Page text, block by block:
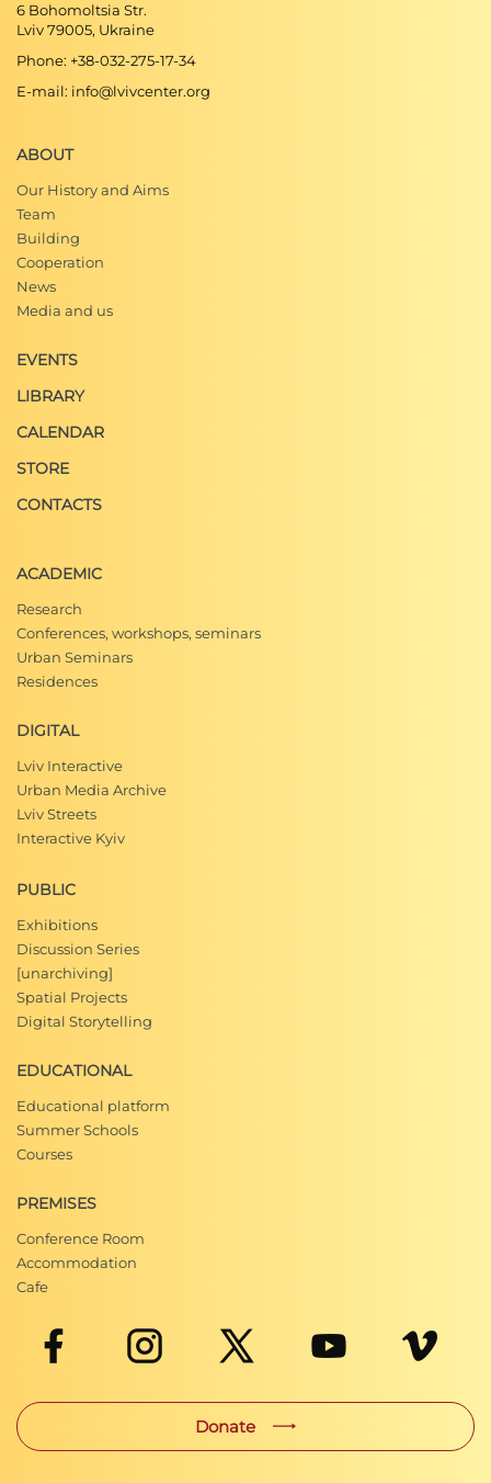
6 Bohomoltsia Str.
Lviv 79005, Ukraine
Phone: +38-032-275-17-34
E-mail: info@lvivcenter.org
ABOUT
Our History and Aims
Team
Building
Cooperation
News
Media and us
EVENTS
LIBRARY
CALENDAR
STORE
CONTACTS
ACADEMIC
Research
Conferences, workshops, seminars
Urban Seminars
Residences
DIGITAL
Lviv Interactive
Urban Media Archive
Lviv Streets
Interactive Kyiv
PUBLIC
Exhibitions
Discussion Series
[unarchiving]
Spatial Projects
Digital Storytelling
EDUCATIONAL
Educational platform
Summer Schools
Courses
PREMISES
Conference Room
Accommodation
Cafe
Donate